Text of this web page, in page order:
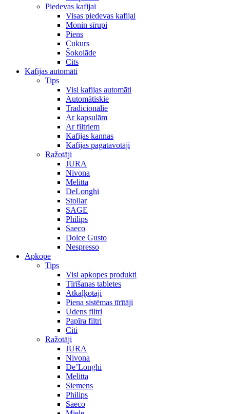
Piedevas kafijai
Visas piedevas kafijai
Monin sīrupi
Piens
Cukurs
Šokolāde
Cits
Kafijas automāti
Tips
Visi kafijas automāti
Automātiskie
Tradicionālie
Ar kapsulām
Ar filtriem
Kafijas kannas
Kafijas pagatavotāji
Ražotāji
JURA
Nivona
Melitta
DeLonghi
Stollar
SAGE
Philips
Saeco
Dolce Gusto
Nespresso
Apkope
Tips
Visi apkopes produkti
Tīrīšanas tabletes
Atkaļķotāji
Piena sistēmas tīrītāji
Ūdens filtri
Papīra filtri
Citi
Ražotāji
JURA
Nivona
De’Longhi
Melitta
Siemens
Philips
Saeco